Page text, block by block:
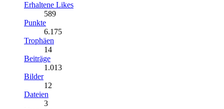
Erhaltene Likes
589
Punkte
6.175
Trophäen
14
Beiträge
1.013
Bilder
12
Dateien
3